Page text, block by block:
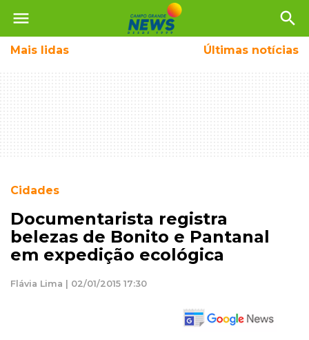
menu search
Mais lidas Últimas notícias
Cidades
Documentarista registra
belezas de Bonito e Pantanal
em expedição ecológica
Flávia Lima | 02/01/2015 17:30